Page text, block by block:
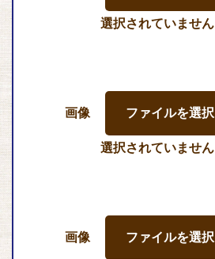
選択されていません
画像 ファイルを選択
選択されていません
画像 ファイルを選択